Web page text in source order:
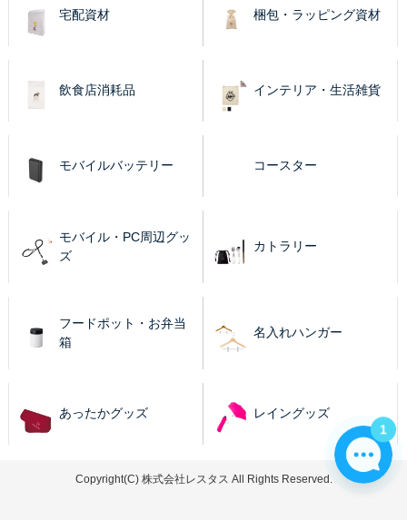
宅配資材 梱包・ラッピング資材
飲食店消耗品 インテリア・生活雑貨
モバイルバッテリー コースター
モバイル・PC周辺グッ
ズ
カトラリー
フードポット・お弁当
箱
名入れハンガー
あったかグッズ レイングッズ
Copyright(C) 株式会社レスタス All Rights Reserved.
1